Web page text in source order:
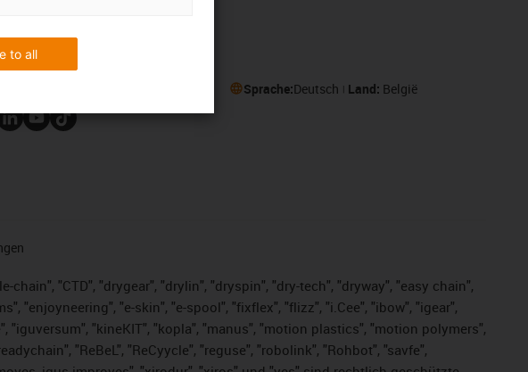
auf Social Media Sprache:Deutsch Land: België
"CTD", "drygear", "drylin", "dryspin", "dry-tech", "dryway", "easy chain",
"enjoyneering", "e-skin", "e-spool", "fixflex", "flizz", "i.Cee", "ibow", "igear",
"kineKIT", "kopla", "manus", "motion plastics", "motion polymers",
"ReBeL", "ReCyycle", "reguse", "robolink", "Rohbot", "savfe",
to all